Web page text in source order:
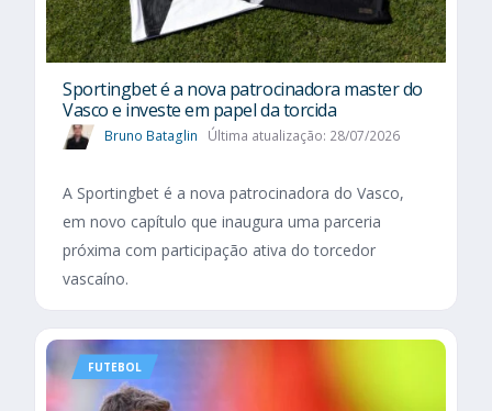
Sportingbet é a nova patrocinadora master do
Vasco e investe em papel da torcida
Bruno Bataglin Última atualização: 28/07/2026
A Sportingbet é a nova patrocinadora do Vasco,
em novo capítulo que inaugura uma parceria
próxima com participação ativa do torcedor
vascaíno.
FUTEBOL